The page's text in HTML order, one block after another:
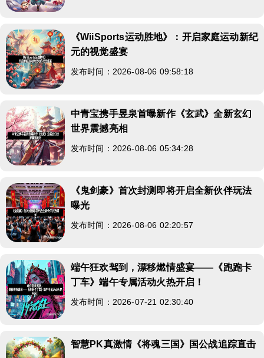
《WiiSports运动胜地》：开启家庭运动新纪
元的视觉盛宴
发布时间：2026-08-06 09:58:18
中青宝携手昱泉首曝新作《玄武》全新玄幻
世界震撼亮相
发布时间：2026-08-06 05:34:28
《鬼剑豪》首次封测即将开启全新伙伴玩法
曝光
发布时间：2026-08-06 02:20:57
端午狂欢驾到，漂移燃情盛宴——《跑跑卡
丁车》端午专属活动火热开启！
发布时间：2026-07-21 02:30:40
智慧PK真激情《将魂三国》国公战追踪直击